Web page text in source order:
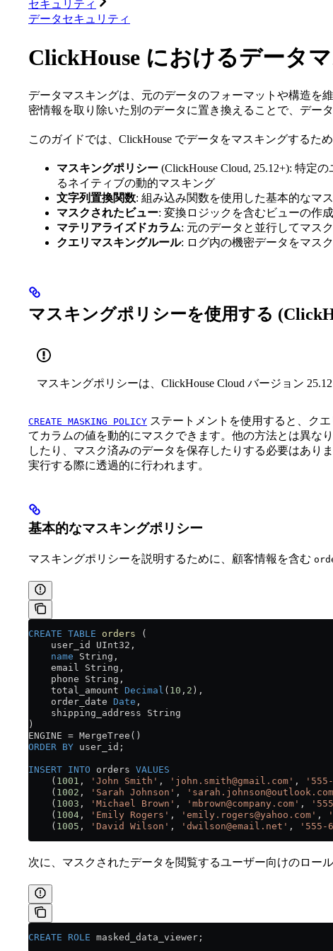
セキュリティ
データセキュリティ
ClickHouse におけるデータ
データマスキングは、元のデータのフォーマットや構造を
密情報を取り除いた別のデータに置き換えることで、デー
このガイドでは、ClickHouse でデータをマスキングするた
マスキングポリシー (ClickHouse Cloud, 25.12+): 特定
るネイティブの動的マスキング
文字列置換関数: 組み込み関数を使用した基本的なマ
マスクされたビュー: 変換ロジックを含むビューの作成
マテリアライズドカラム: 元のデータと並行してマス
クエリマスキングルール: ログ内の機密データをマス
マスキングポリシーを使用する
マスキングポリシーは、ClickHouse Cloud バージョン
CREATE MASKING POLICY ステートメントを使用すると、ク
てカラムの値を動的にマスクできます。他の方法とは異な
したり、マスク済みのデータを保存したりする必要はあり
実行する際に透過的に行われます。
基本的なマスキングポリシー
マスキングポリシーを説明するために、顧客情報を含む
CREATE TABLE orders (
    user_id UInt32,
    name
String,
    email String,
    phone String,
    total_amount
Decimal ( 10 , 2 ),
    order_date
Date ,
    shipping_address String
)
ENGINE = MergeTree()
ORDER BY user_id;
INSERT INTO orders VALUES
    (
1001 , 'John Smith' , 'john.smith@gmail.com' ,
    (
1002 , 'Sarah Johnson' ,
    (
1003 , 'Michael Brown' , 'mbrown@company.com' ,
    (
1004 , 'Emily Rogers' , 'emily.rogers@yahoo.com' ,
    (
1005 , 'David Wilson' , 'dwilson@email.net' , '555-
次に、マスクされたデータを閲覧するユーザー向けのロール
CREATE ROLE masked_data_viewer;